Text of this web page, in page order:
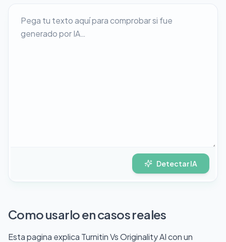
Detectar IA
Como usarlo en casos reales
Esta pagina explica Turnitin Vs Originality AI con un